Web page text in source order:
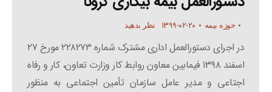
حوزه بیمه ۱۳۹۹-۰۲-۲۰ نظر بدهید
در اجرای دستورالعمل اداری مشترک شماره ۲۲۸۲۷۳ مورخ ۲۷
اسفند ۱۳۹۸ فیمابین معاون روابط کار وزارت تعاون، کار و رفاه
اجتاعی و مدیر عامل سازمان تأمین اجتماعی به منظور